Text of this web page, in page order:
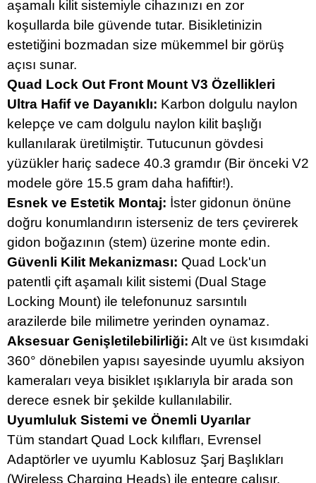
aşamalı kilit sistemiyle cihazınızı en zor
koşullarda bile güvende tutar. Bisikletinizin
estetiğini bozmadan size mükemmel bir görüş
açısı sunar.
Quad Lock Out Front Mount V3 Özellikleri
Ultra Hafif ve Dayanıklı: Karbon dolgulu naylon
kelepçe ve cam dolgulu naylon kilit başlığı
kullanılarak üretilmiştir. Tutucunun gövdesi
yüzükler hariç sadece 40.3 gramdır (Bir önceki V2
modele göre 15.5 gram daha hafiftir!).
Esnek ve Estetik Montaj: İster gidonun önüne
doğru konumlandırın isterseniz de ters çevirerek
gidon boğazının (stem) üzerine monte edin.
Güvenli Kilit Mekanizması: Quad Lock'un
patentli çift aşamalı kilit sistemi (Dual Stage
Locking Mount) ile telefonunuz sarsıntılı
arazilerde bile milimetre yerinden oynamaz.
Aksesuar Genişletilebilirliği: Alt ve üst kısımdaki
360° dönebilen yapısı sayesinde uyumlu aksiyon
kameraları veya bisiklet ışıklarıyla bir arada son
derece esnek bir şekilde kullanılabilir.
Uyumluluk Sistemi ve Önemli Uyarılar
Tüm standart Quad Lock kılıfları, Evrensel
Adaptörler ve uyumlu Kablosuz Şarj Başlıkları
(Wireless Charging Heads) ile entegre çalışır.